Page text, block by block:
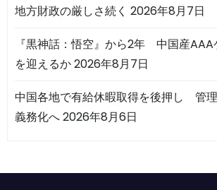
地方財政の厳しさ続く 2026年8月7日
『黒神話：悟空』から2年 中国産AAA
を迎えるか2026年8月7日
中国各地で有給休暇取得を後押し 管
義務化へ2026年8月6日